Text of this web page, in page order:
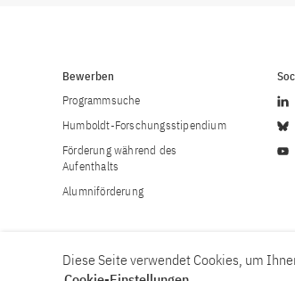
Bewerben
Programmsuche
Humboldt-Forschungsstipendium
Förderung während des
Aufenthalts
Alumniförderung
Diese Seite verwendet Cookies, um